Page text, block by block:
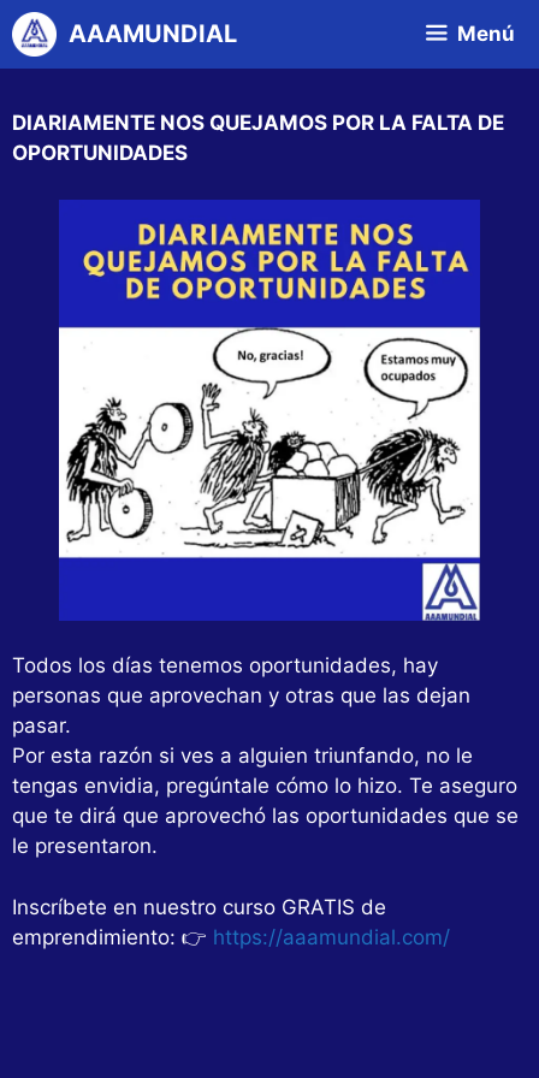
Saltar
al
contenido
AAAMUNDIAL Menú
DIARIAMENTE NOS QUEJAMOS POR LA FALTA DE
OPORTUNIDADES
Todos los días tenemos oportunidades, hay
personas que aprovechan y otras que las dejan
pasar.
Por esta razón si ves a alguien triunfando, no le
tengas envidia, pregúntale cómo lo hizo. Te aseguro
que te dirá que aprovechó las oportunidades que se
le presentaron.
Inscríbete en nuestro curso GRATIS de
emprendimiento: 👉 https://aaamundial.com/